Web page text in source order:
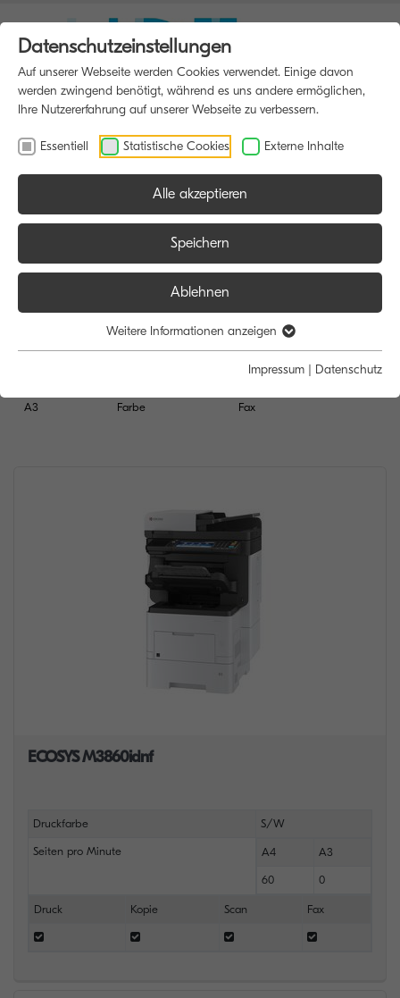
A3 Farbe
Funktion:
Scan
Fax
ECOSYS M3860idnf
Druckfarbe S/W
Seiten pro Minute A4 A3
60 0
Druck Kopie Scan Fax
Datenschutzeinstellungen
Auf unserer Webseite werden Cookies verwendet. Einige davon
werden zwingend benötigt, während es uns andere ermöglichen,
Ihre Nutzererfahrung auf unserer Webseite zu verbessern.
Essentiell Statistische Cookies Externe Inhalte
Alle akzeptieren
Speichern
Ablehnen
Weitere Informationen anzeigen
Impressum | Datenschutz